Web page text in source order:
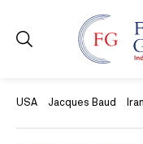
USA Jacques Baud